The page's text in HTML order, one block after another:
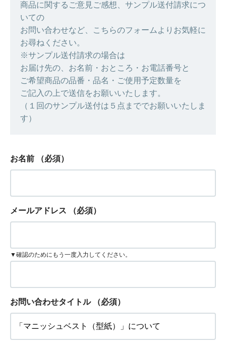
商品に関するご意見ご感想、サンプル送付請求につ
いての
お問い合わせなど、こちらのフォームよりお気軽に
お尋ねください。
※サンプル送付請求の場合は
お届け先の、お名前・おところ・お電話番号と
ご希望商品の品番・品名・ご使用予定数量を
ご記入の上で送信をお願いいたします。
（１回のサンプル送付は５点まででお願いいたしま
す）
お名前 （必須）
メールアドレス （必須）
▼確認のためにもう一度入力してください。
お問い合わせタイトル （必須）